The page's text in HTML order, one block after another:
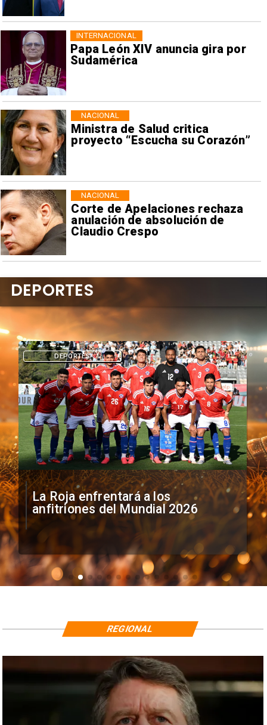
Papa León XIV anuncia gira por
Sudamérica
INTERNACIONAL
Ministra de Salud critica
proyecto “Escucha su Corazón”
NACIONAL
Corte de Apelaciones rechaza
anulación de absolución de
Claudio Crespo
NACIONAL
La Roja enfrentará a los
anfitriones del Mundial 2026
DEPORTES
DEPORTES
REGIONAL